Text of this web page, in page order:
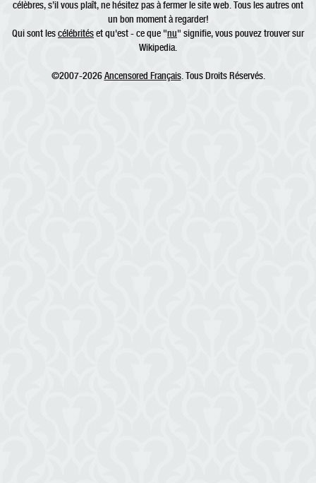
célèbres, s’il vous plaît, ne hésitez pas à fermer le site web. Tous les autres ont
un bon moment à regarder!
Qui sont lescélébritéset qu'est - ce que "nu" signifie, vous pouvez trouver sur
Wikipedia.
©2007-2026Ancensored Français. Tous Droits Réservés.